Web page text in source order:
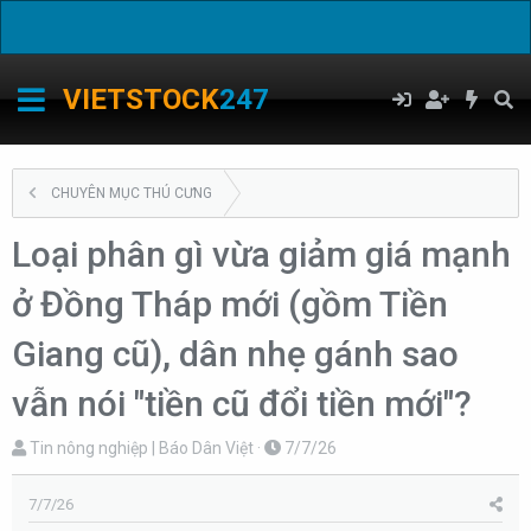
VIETSTOCK247
CHUYÊN MỤC THÚ CƯNG
Loại phân gì vừa giảm giá mạnh
ở Đồng Tháp mới (gồm Tiền
Giang cũ), dân nhẹ gánh sao
vẫn nói "tiền cũ đổi tiền mới"?
T
h
r
Tin nông nghiệp | Báo Dân Việt
N
g
7/7/26
7/7/26